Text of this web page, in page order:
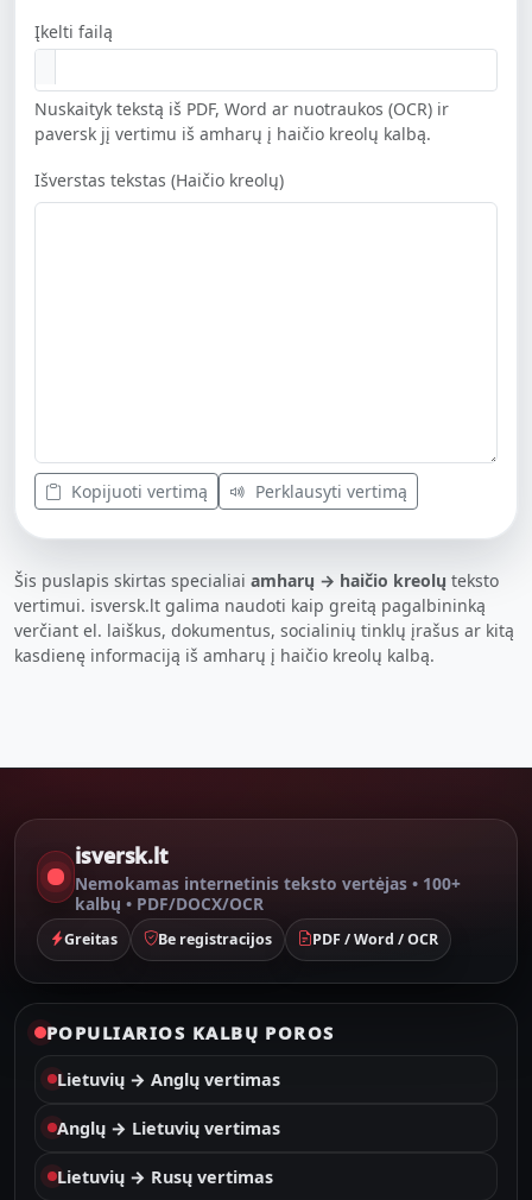
Įkelti failą
Nuskaityk tekstą iš PDF, Word ar nuotraukos (OCR) ir
paversk jį vertimu iš amharų į haičio kreolų kalbą.
Išverstas tekstas (Haičio kreolų)
Kopijuoti vertimą Perklausyti vertimą
Šis puslapis skirtas specialiai amharų → haičio kreolų teksto
vertimui. isversk.lt galima naudoti kaip greitą pagalbininką
verčiant el. laiškus, dokumentus, socialinių tinklų įrašus ar kitą
kasdienę informaciją iš amharų į haičio kreolų kalbą.
isversk.lt
Nemokamas internetinis teksto vertėjas • 100+
kalbų • PDF/DOCX/OCR
Greitas Be registracijos PDF / Word / OCR
POPULIARIOS KALBŲ POROS
Lietuvių → Anglų vertimas
Anglų → Lietuvių vertimas
Lietuvių → Rusų vertimas